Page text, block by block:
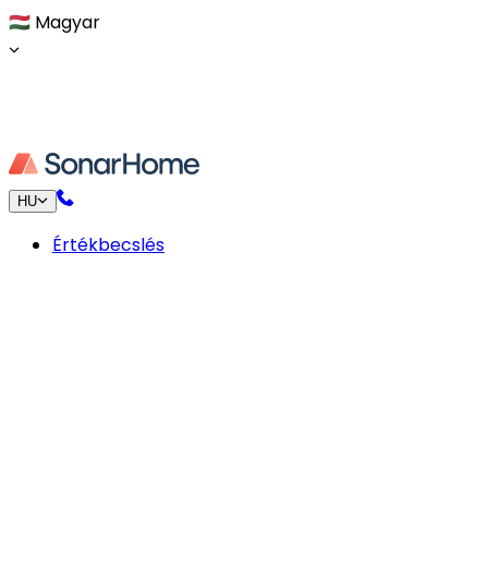
🇭🇺 Magyar
HU
Értékbecslés